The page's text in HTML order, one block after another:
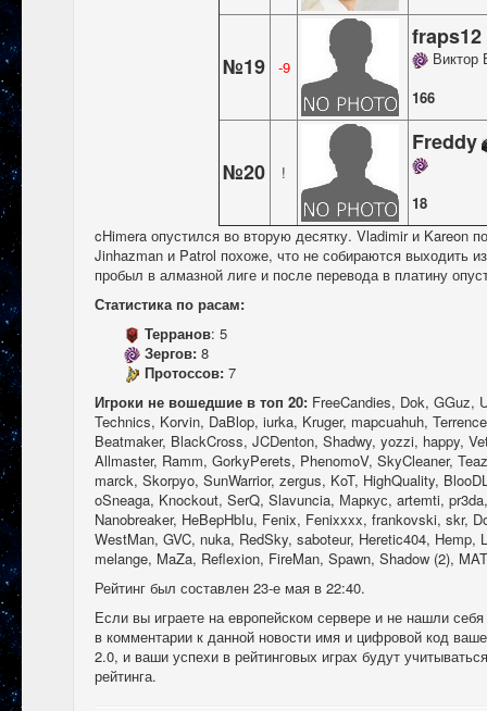
№19 -9
fraps12
Виктор
166
№20 !
Freddy
18
cHimera опустился во вторую десятку. Vladimir и Kareon
Jinhazman и Patrol похоже, что не собираются выходить
пробыл в алмазной лиге и после перевода в платину
Статистика по расам:
Терранов: 5
Зергов:8
Протоссов: 7
Игроки не вошедшие в топ 20: FreeCandies, Dok, GGuz,
Technics, Korvin, DaBlop, iurka, Kruger, mapcuahuh,
Beatmaker, BlackCross, JCDenton, Shadwy, yozzi, happy,
Allmaster, Ramm, GorkyPerets, PhenomoV, SkyCleaner,
marck, Skorpyo, SunWarrior, zergus, KoT, HighQuality,
oSneaga, Knockout, SerQ, Slavuncia, Маркус, artemti,
Nanobreaker, HeBepHbIu, Fenix, Fenixxxx, frankovski, skr,
WestMan, GVC, nuka, RedSky, saboteur, Heretic404, Hemp,
melange, MaZa, Reflexion, FireMan, Spawn, Shadow (2),
Рейтинг был составлен 23-е мая в 22:40.
Если вы играете на европейском сервере и не нашли
в комментарии к данной новости имя и цифровой код
2.0, и ваши успехи в рейтинговых играх будут
рейтинга.